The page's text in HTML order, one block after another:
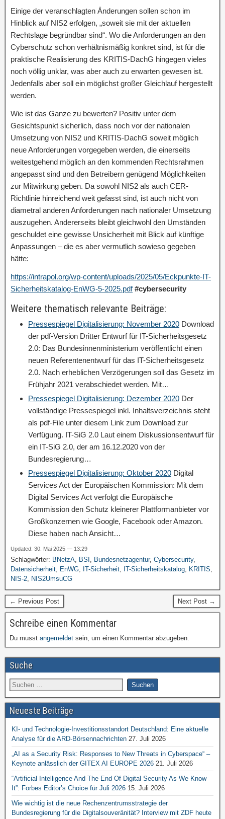
Einige der veranschlagten Änderungen sollen schon im
Hinblick auf NIS2 erfolgen, „soweit sie mit der aktuellen
Rechtslage begründbar sind“. Wo die Anforderungen an den
Cyberschutz schon verhältnismäßig konkret sind, ist für die
praktische Realisierung des KRITIS-DachG hingegen vieles
noch völlig unklar, was aber auch zu erwarten gewesen ist.
Jedenfalls aber soll ein möglichst großer Gleichlauf hergestellt
werden.
Wie ist das Ganze zu bewerten? Positiv unter dem
Gesichtspunkt sicherlich, dass noch vor der nationalen
Umsetzung von NIS2 und KRITIS-DachG soweit möglich
neue Anforderungen vorgegeben werden, die einerseits
weitestgehend möglich an den kommenden Rechtsrahmen
angepasst sind und den Betreibern genügend Möglichkeiten
zur Mitwirkung geben. Da sowohl NIS2 als auch CER-
Richtlinie hinreichend weit gefasst sind, ist auch nicht von
diametral anderen Anforderungen nach nationaler Umsetzung
auszugehen. Andererseits bleibt gleichwohl den Umständen
geschuldet eine gewisse Unsicherheit mit Blick auf künftige
Anpassungen – die es aber vermutlich sowieso gegeben
hätte:
https://intrapol.org/wp-content/uploads/2025/05/Eckpunkte-IT-
Sicherheitskatalog-EnWG-5-2025.pdf #cybersecurity
Weitere thematisch relevante Beiträge:
Pressespiegel Digitalisierung: November 2020 Download
der pdf-Version Dritter Entwurf für IT-Sicherheitsgesetz
2.0: Das Bundesinnenministerium veröffentlicht einen
neuen Referentenentwurf für das IT-Sicherheitsgesetz
2.0. Nach erheblichen Verzögerungen soll das Gesetz im
Frühjahr 2021 verabschiedet werden. Mit…
Pressespiegel Digitalisierung: Dezember 2020 Der
vollständige Pressespiegel inkl. Inhaltsverzeichnis steht
als pdf-File unter diesem Link zum Download zur
Verfügung. IT-SiG 2.0 Laut einem Diskussionsentwurf für
ein IT-SiG 2.0, der am 16.12.2020 von der
Bundesregierung…
Pressespiegel Digitalisierung: Oktober 2020 Digital
Services Act der Europäischen Kommission: Mit dem
Digital Services Act verfolgt die Europäische
Kommission den Schutz kleinerer Plattformanbieter vor
Großkonzernen wie Google, Facebook oder Amazon.
Diese haben nach Ansicht…
Updated: 30. Mai 2025 — 13:29
Schlagwörter: BNetzA, BSI , Bundesnetzagentur, Cybersecurity,
Datensicherheit, EnWG, IT-Sicherheit, IT-Sicherheitskatalog, KRITIS,
NIS-2, NIS2UmsuCG
← Previous Post Next Post →
Schreibe einen Kommentar
Du musst angemeldet sein, um einen Kommentar abzugeben.
Suche
Neueste Beiträge
KI- und Technologie-Investitionsstandort Deutschland: Eine aktuelle
Analyse für die ARD-Börsennachrichten 27. Juli 2026
„AI as a Security Risk: Responses to New Threats in Cyberspace“ –
Keynote anlässlich der GITEX AI EUROPE 2026 21. Juli 2026
“Artificial Intelligence And The End Of Digital Security As We Know
It”: Forbes Editor’s Choice für Juli 2026 15. Juli 2026
Wie wichtig ist die neue Rechenzentrumsstrategie der
Bundesregierung für die Digitalsouveränität? Interview mit ZDF heute